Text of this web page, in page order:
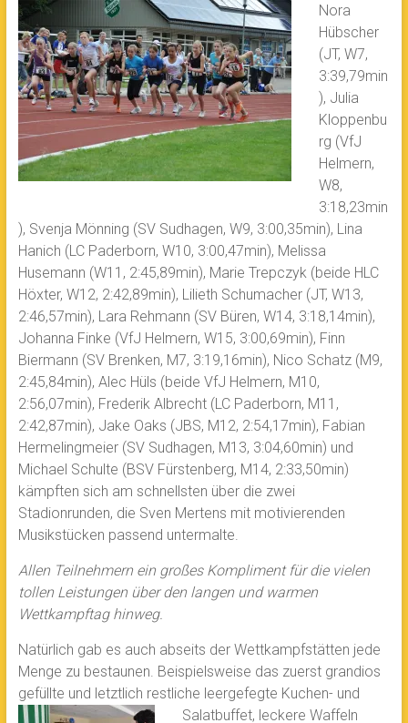
Nora
Hübscher
(JT, W7,
3:39,79min
), Julia
Kloppenbu
rg (VfJ
Helmern,
W8,
3:18,23min
), Svenja Mönning (SV Sudhagen, W9, 3:00,35min), Lina
Hanich (LC Paderborn, W10, 3:00,47min), Melissa
Husemann (W11, 2:45,89min), Marie Trepczyk (beide HLC
Höxter, W12, 2:42,89min), Lilieth Schumacher (JT, W13,
2:46,57min), Lara Rehmann (SV Büren, W14, 3:18,14min),
Johanna Finke (VfJ Helmern, W15, 3:00,69min), Finn
Biermann (SV Brenken, M7, 3:19,16min), Nico Schatz (M9,
2:45,84min), Alec Hüls (beide VfJ Helmern, M10,
2:56,07min), Frederik Albrecht (LC Paderborn, M11,
2:42,87min), Jake Oaks (JBS, M12, 2:54,17min), Fabian
Hermelingmeier (SV Sudhagen, M13, 3:04,60min) und
Michael Schulte (BSV Fürstenberg, M14, 2:33,50min)
kämpften sich am schnellsten über die zwei
Stadionrunden, die Sven Mertens mit motivierenden
Musikstücken passend untermalte.
Allen Teilnehmern ein großes Kompliment für die vielen
tollen Leistungen über den langen und warmen
Wettkampftag hinweg.
Natürlich gab es auch abseits der Wettkampfstätten jede
Menge zu bestaunen. Beispielsweise das zuerst grandios
gefüllte und letztlich restliche leergefegte Kuchen- und
Salatbuffet, leckere Waffeln